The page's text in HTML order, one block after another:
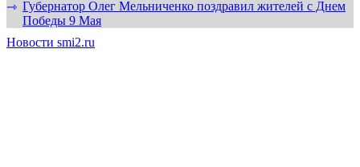
⇾ Губернатор Олег Мельниченко поздравил жителей с Днем
Победы 9 Мая
Новости smi2.ru